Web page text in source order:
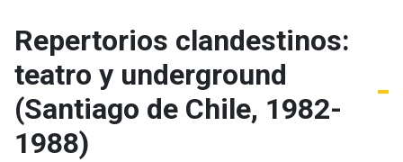
Repertorios clandestinos:
teatro y underground
(Santiago de Chile, 1982-
1988)